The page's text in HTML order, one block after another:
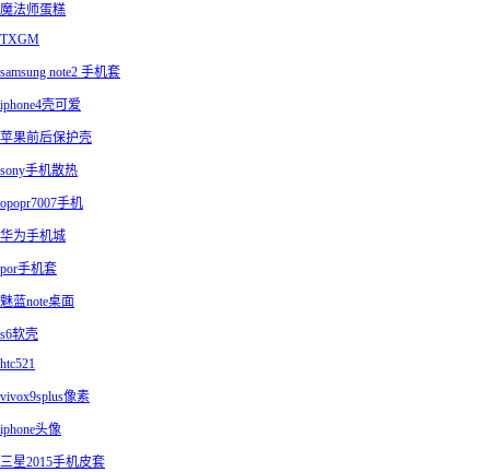
魔法师蛋糕
TXGM
samsung note2 手机套
iphone4壳可爱
苹果前后保护壳
sony手机散热
opopr7007手机
华为手机城
por手机套
魅蓝note桌面
s6软壳
htc521
vivox9splus像素
iphone头像
三星2015手机皮套